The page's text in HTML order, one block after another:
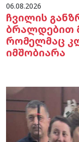
06.08.2026
ჩვილის
ბრალდებით
რომელმაც
იმშობიარა